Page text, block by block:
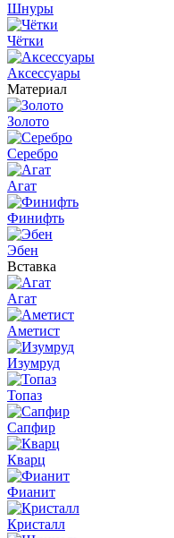
Шнуры
Чётки
Аксессуары
Материал
Золото
Серебро
Агат
Финифть
Эбен
Вставка
Агат
Аметист
Изумруд
Топаз
Сапфир
Кварц
Фианит
Кристалл